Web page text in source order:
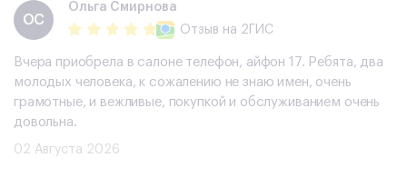
ОС
Ольга Смирнова
Отзыв на 2ГИС
Вчера приобрела в салоне телефон, айфон 17. Ребята, два
молодых человека, к сожалению не знаю имен, очень
грамотные, и вежливые, покупкой и обслуживанием очень
довольна.
02 Августа 2026